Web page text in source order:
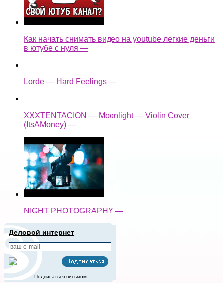
Как начать снимать видео на youtube легкие деньги
в ютубе с нуля —
Lorde — Hard Feelings —
XXXTENTACION — Moonlight — Violin Cover
(ItsAMoney) —
NIGHT PHOTOGRAPHY —
Деловой интернет
Подписаться письмом